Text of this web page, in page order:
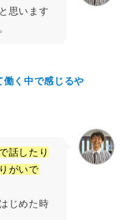
思います
く中で感じるや
話したり
がいで
じめた時